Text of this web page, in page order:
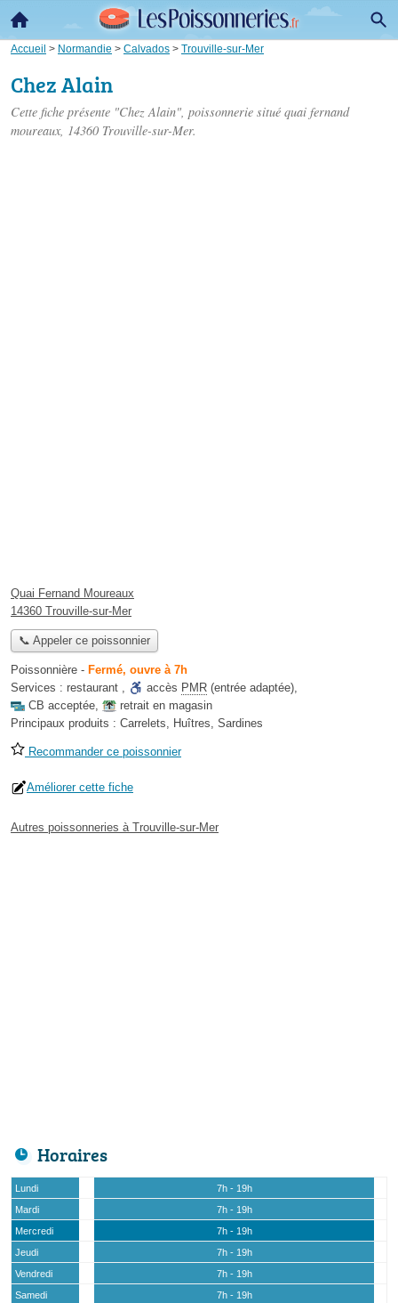
Accueil > Normandie > Calvados > Trouville-sur-Mer
Chez Alain
Cette fiche présente "Chez Alain", poissonnerie situé quai fernand
moureaux, 14360 Trouville-sur-Mer.
Quai Fernand Moureaux
14360 Trouville-sur-Mer
📞 Appeler ce poissonnier
Poissonnière - Fermé, ouvre à 7h
Services : restaurant , accès PMR (entrée adaptée),
CB acceptée,
retrait en magasin
Principaux produits : Carrelets, Huîtres, Sardines
Recommander ce poissonnier
Améliorer cette fiche
Autres poissonneries à Trouville-sur-Mer
Horaires
Lundi
7h - 19h
Mardi
7h - 19h
Mercredi
7h - 19h
Jeudi
7h - 19h
Vendredi
7h - 19h
Samedi
7h - 19h